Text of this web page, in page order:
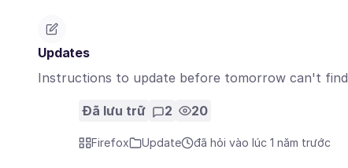
Updates
Instructions to update before tomorrow can't find
Đã lưu trữ 2 20
Firefox Update đã hỏi vào lúc 1 năm trước